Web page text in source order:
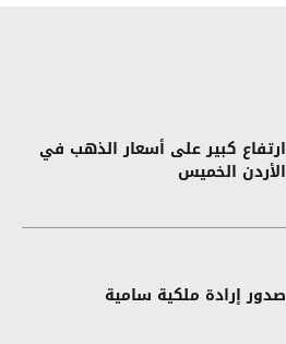
ارتفاع كبير على أسعار الذهب في
الأردن الخميس
صدور إرادة ملكية سامية